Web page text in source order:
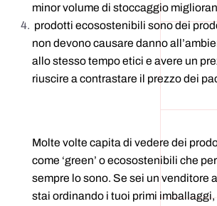
minor volume di stoccaggio
prodotti ecosostenibili sono dei
non devono causare danno
allo stesso tempo etici e avere un
riuscire a contrastare il prezzo dei
Molte volte capita di vedere dei
come ‘green’ o ecosostenibili che
sempre lo sono. Se sei un venditore
stai ordinando i tuoi primi